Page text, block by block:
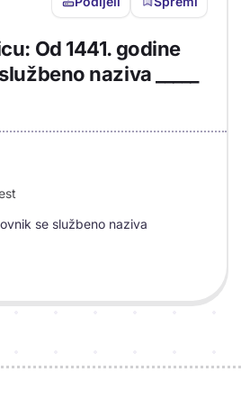
Od 1441. godine
naziva _____
se službeno naziva